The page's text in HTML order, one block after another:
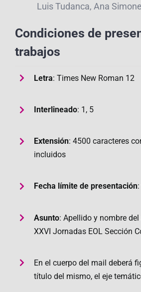
Luis Tudanca, Ana
Condiciones de
trabajos
Letra: Times New Roman 12
Interlineado: 1, 5
Extensión: 4500 caracteres
incluidos
Fecha límite de presentación
Asunto: Apellido y nombre
XXVI Jornadas EOL Sección
En el cuerpo del mail deberá
título del mismo, el eje